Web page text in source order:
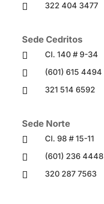
 322 404 3477
Sede Cedritos
 Cl. 140 # 9-34
 (601) 615 4494
 321 514 6592
Sede Norte
 Cl. 98 # 15-11
 (601) 236 4448
 320 287 7563